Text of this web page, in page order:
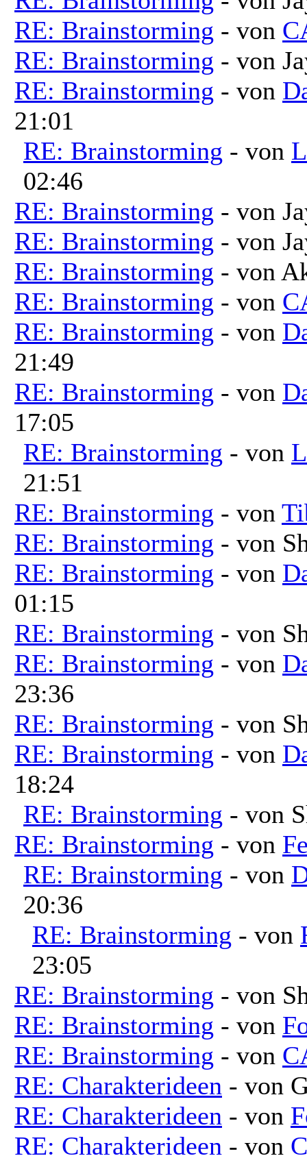
RE: Brainstorming - von
RE: Brainstorming - von
RE: Brainstorming - von
21:01
RE: Brainstorming - von
02:46
RE: Brainstorming - von
RE: Brainstorming - von
RE: Brainstorming - von
RE: Brainstorming - von
RE: Brainstorming - von
21:49
RE: Brainstorming - von
17:05
RE: Brainstorming - von
21:51
RE: Brainstorming - von
RE: Brainstorming - von
RE: Brainstorming - von
01:15
RE: Brainstorming - von
RE: Brainstorming - von
23:36
RE: Brainstorming - von
RE: Brainstorming - von
18:24
RE: Brainstorming - von
RE: Brainstorming - von
RE: Brainstorming - von
20:36
RE: Brainstorming - von
23:05
RE: Brainstorming - von
RE: Brainstorming - von
RE: Brainstorming - von
RE: Charakterideen - von
RE: Charakterideen - von
RE: Charakterideen - von